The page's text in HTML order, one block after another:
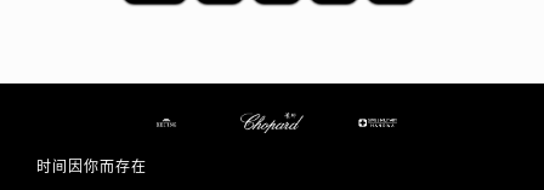
时间因你而存在